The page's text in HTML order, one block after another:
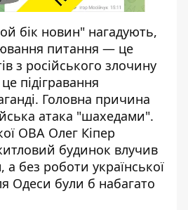
бік новин" нагадують,
питання — це
з російського злочину
підігравання
Головна причина
атака "шахедами".
ОВА Олег Кіпер
будинок влучив
а без роботи української
Одеси були б набагато